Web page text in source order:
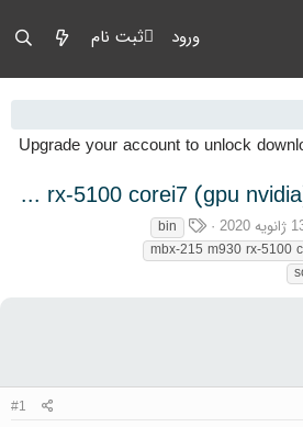
ورود ثبت نام
sony vaio vpcf1 mbx-215 m930 rx-5100 corei7
شروع 2020 برچسب‌ها
bin
mbx-215 m930 rx-5100
#1